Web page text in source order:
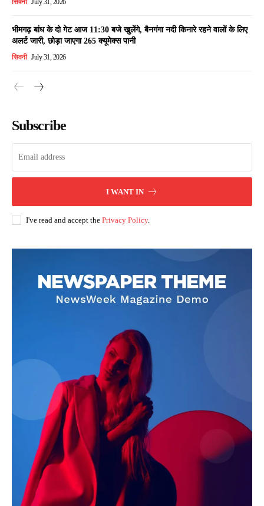
सिवनी July 31, 2026
भीमगढ़ बांध के दो गेट आज 11:30 बजे खुलेंगे, बैनगंगा नदी किनारे रहने वालों के लिए
अलर्ट जारी, छोड़ा जाएगा 265 क्यूमेक्स पानी
सिवनी July 31, 2026
Subscribe
I WANT IN
I've read and accept the Privacy Policy.